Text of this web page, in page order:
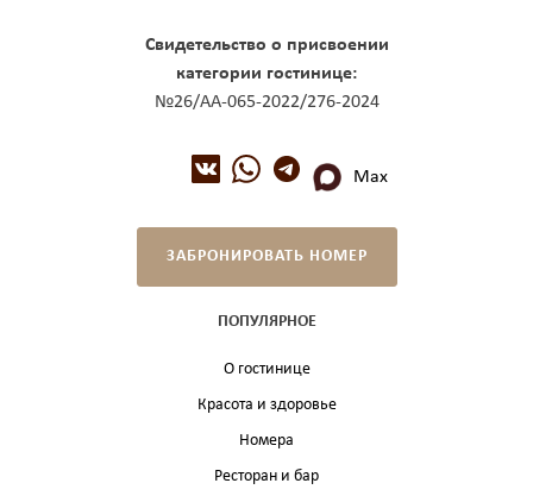
Свидетельство о присвоении
категории гостинице:
№26/АА-065-2022/276-2024
Max
ЗАБРОНИРОВАТЬ НОМЕР
ПОПУЛЯРНОЕ
О гостинице
Красота и здоровье
Номера
Ресторан и бар